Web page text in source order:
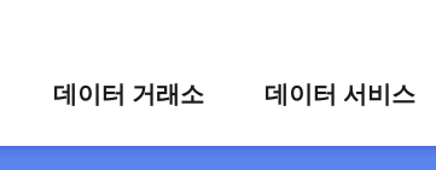
데이터 거래소 데이터 서비스